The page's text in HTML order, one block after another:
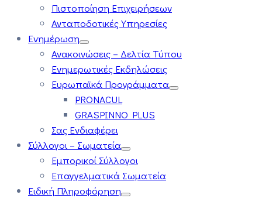
Πιστοποίηση Επιχειρήσεων
Ανταποδοτικές Υπηρεσίες
Ενημέρωση
Ανακοινώσεις – Δελτία Τύπου
Ενημερωτικές Εκδηλώσεις
Ευρωπαϊκά Προγράμματα
PRONACUL
GRASPINNO PLUS
Σας Ενδιαφέρει
Σύλλογοι – Σωματεία
Εμπορικοί Σύλλογοι
Επαγγελματικά Σωματεία
Ειδική Πληροφόρηση